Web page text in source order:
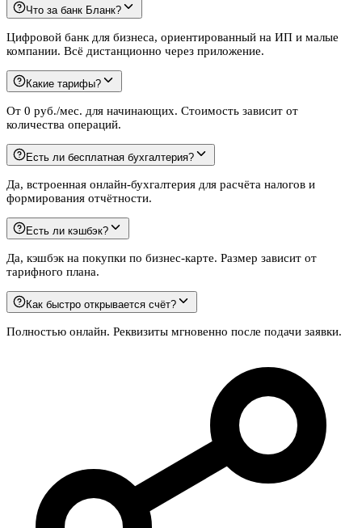
Что за банк Бланк?
Цифровой банк для бизнеса, ориентированный на ИП и малые
компании. Всё дистанционно через приложение.
Какие тарифы?
От 0 руб./мес. для начинающих. Стоимость зависит от
количества операций.
Есть ли бесплатная бухгалтерия?
Да, встроенная онлайн-бухгалтерия для расчёта налогов и
формирования отчётности.
Есть ли кэшбэк?
Да, кэшбэк на покупки по бизнес-карте. Размер зависит от
тарифного плана.
Как быстро открывается счёт?
Полностью онлайн. Реквизиты мгновенно после подачи заявки.